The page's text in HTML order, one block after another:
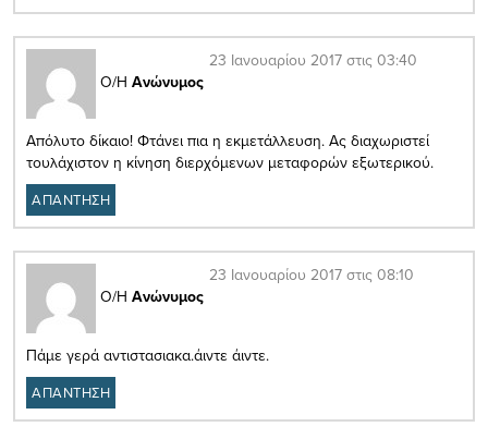
Ο/Η Ανώνυμος
23 Ιανουαρίου 2017 στις 03:40
Απόλυτο δίκαιο! Φτάνει πια η εκμετάλλευση. Ας διαχωριστεί
τουλάχιστον η κίνηση διερχόμενων μεταφορών εξωτερικού.
ΑΠΑΝΤΗΣΗ
Ο/Η Ανώνυμος
23 Ιανουαρίου 2017 στις 08:10
Πάμε γερά αντιστασιακα.άιντε άιντε.
ΑΠΑΝΤΗΣΗ